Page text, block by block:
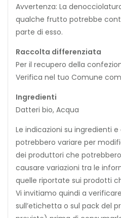
Avvertenza: La
qualche frutto potrebbe
parte di esso.
Raccolta differenziata
Per il recupero della
Verifica nel tuo Comune
Ingredienti
Datteri bio, Acqua
Le indicazioni su ingredienti
potrebbero variare per
dei produttori che
causare variazioni tra le
quelle riportate sui prodotti
Vi invitiamo quindi a
sull’etichetta o sul pack del